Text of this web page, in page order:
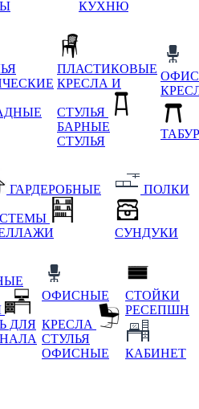
КУХНЮ
ПЛАСТИКОВЫЕ
КРЕСЛА И
СТУЛЬЯ
БАРНЫЕ
СТУЛЬЯ
ГАРДЕРОБНЫЕ ПОЛКИ
СУНДУКИ
ДЛЯ
ОФИСНЫЕ
КРЕСЛА
СТУЛЬЯ
ОФИСНЫЕ
СТОЙКИ
РЕСЕПШН
КАБИНЕТ